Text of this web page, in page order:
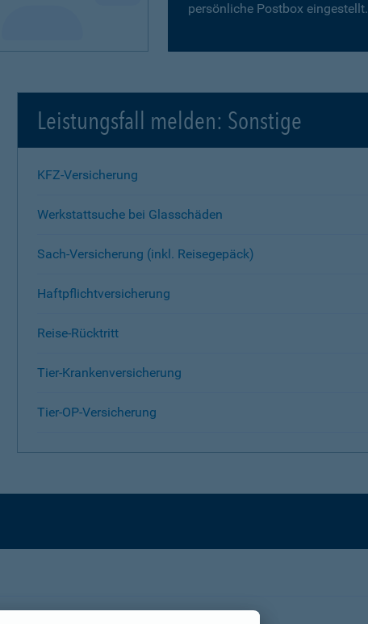
persönliche Postbox eingestellt.
Leistungsfall melden: Sonstige
KFZ-Versicherung
Werkstattsuche bei Glasschäden
Sach-Versicherung (inkl. Reisegepäck)
Haftpflichtversicherung
Reise-Rücktritt
Tier-Krankenversicherung
Tier-OP-Versicherung